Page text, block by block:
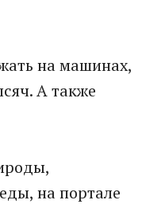
на машинах,
А также
на портале